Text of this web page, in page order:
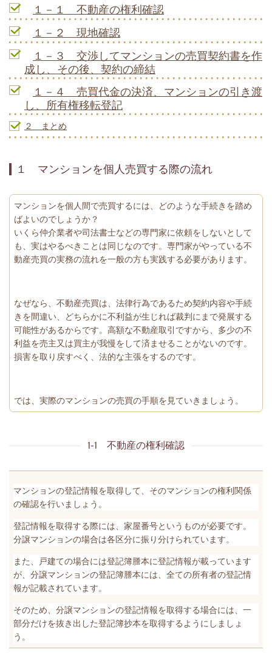
１－１ 不動産の権利確認
１－２ 現地確認
１－３ 交渉してマンションの売買契約書を作
成し、その後、契約の締結
１－４ 売買代金の決済、マンションの引き渡
し、所有権移転登記
２ まとめ
１ マンションを個人売買する際の流れ
マンションを個人間で売買するには、どのような手続きを踏め
ばよいのでしょうか？
いくら仲介業者や司法書士などの専門家に依頼をしないとして
も、実はやるべきことは同じなのです。専門家がやっている不
動産売買の実務の流れを一般の方も実践する必要があります。
なぜなら、不動産売買は、法律行為であるため契約内容や手続
きを間違い、どちらかに不利益が生じれば裁判にまで発展する
可能性があるからです。高額な不動産取引ですから、多少の不
利益を売主又は買主が我慢をして済ませることがないのです。
損害を取り戻すべく、法的な主張をするのです。
では、実際のマンションの売買の手順を見ていきましょう。
1-1 不動産の権利確認
マンションの登記情報を取得して、そのマンションの権利関係
の確認を行いましょう。
登記情報を取得する際には、家屋番号というものが必要です。
分譲マンションの場合は各区分に振り分けられています。
また、戸建ての場合には登記簿謄本に登記情報が載っています
が、分譲マンションの登記簿謄本には、全ての所有者の登記情
報が記載されています。
そのため、分譲マンションの登記情報を取得する場合には、一
部分だけを抜き出した登記簿抄本を取得するようにしましょ
う。